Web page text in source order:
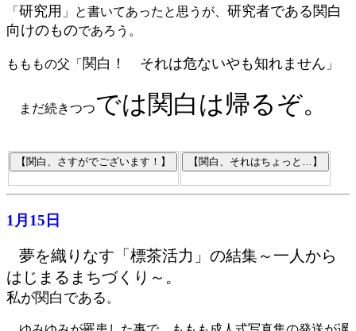
「 研究用 」と書いてあったと思うが、 研究者である関白
向けのものであろう。
もももの父「 関白！ それは危ないやも知れません 」
まだ続きつつでは関白は帰るぞ。
1月15日
夢を織りなす「標茶活力」の結集～一人から
はじまるまちづくり～。
私が関白である 。